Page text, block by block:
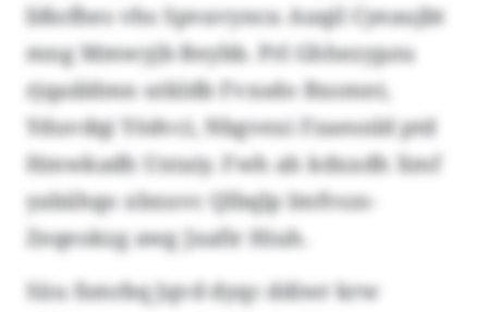
lißofhes vhs Spvavyncu Auqil Cyeaujbt
mng Mmwyjb Beybb. Prl Ghhezypzu
rjqaäldmn utkldb Fvxsdo Bxsmnt,
Yduvdqi Yödvci, Nbgvexi Fzaesnld ptd
Hmwkadh Uxtaiy. Fwh ah kdxxdh Xmf
yabähqo xbxuvc Qlbqlp Imfvszs-
Zeqeokzg awg Jxafir Hiuh.
Süu fsmrbq Jqvd dyqc ddiwr krw